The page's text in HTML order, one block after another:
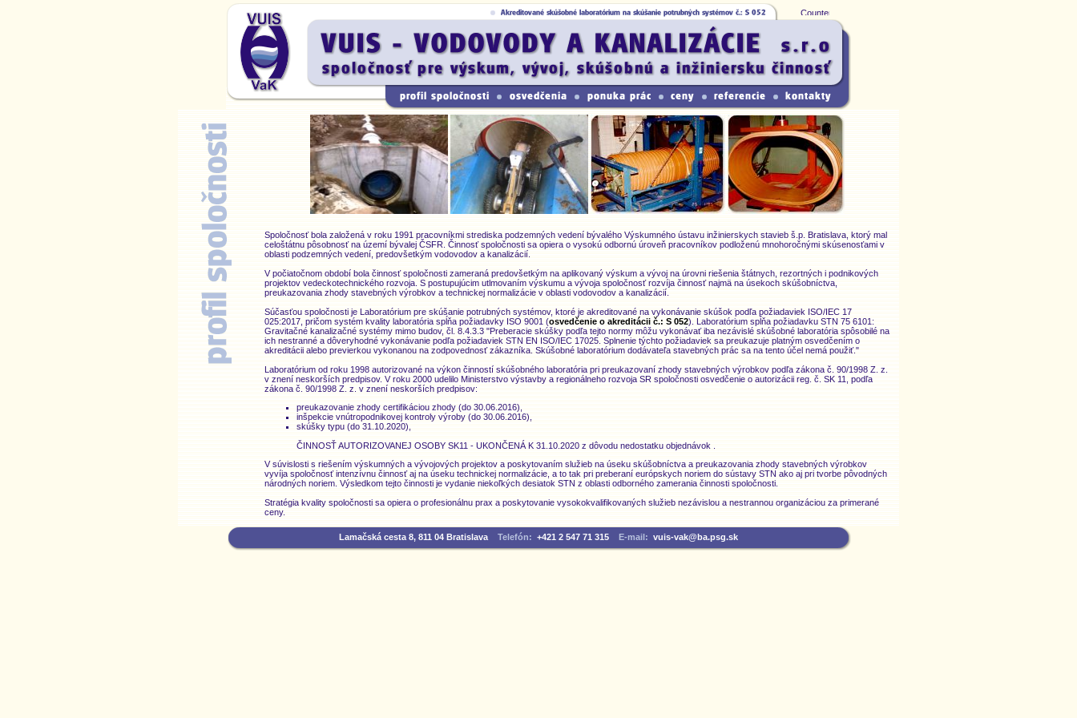
Spoločnosť bola založená v roku 1991 pracovníkmi strediska podzemných vedení bývalého Výskumného ústavu inžinierskych stavieb š.p. Bratislava, ktorý mal
celoštátnu pôsobnosť na území bývalej ČSFR. Činnosť spoločnosti sa opiera o vysokú odbornú úroveň pracovníkov podloženú mnohoročnými skúsenosťami v
oblasti podzemných vedení, predovšetkým vodovodov a kanalizácií.
V počiatočnom období bola činnosť spoločnosti zameraná predovšetkým na aplikovaný výskum a vývoj na úrovni riešenia štátnych, rezortných i podnikových
projektov vedeckotechnického rozvoja. S postupujúcim utlmovaním výskumu a vývoja spoločnosť rozvíja činnosť najmä na úsekoch skúšobníctva,
preukazovania zhody stavebných výrobkov a technickej normalizácie v oblasti vodovodov a kanalizácií.
Súčasťou spoločnosti je Laboratórium pre skúšanie potrubných systémov, ktoré je akreditované na vykonávanie skúšok podľa požiadaviek ISO/IEC 17
025:2017, pričom systém kvality laboratória spĺňa požiadavky ISO 9001 (osvedčenie o akreditácii č.: S 052). Laboratórium spĺňa požiadavku STN 75 6101:
Gravitačné kanalizačné systémy mimo budov, čl. 8.4.3.3 "Preberacie skúšky podľa tejto normy môžu vykonávať iba nezávislé skúšobné laboratória spôsobilé na
ich nestranné a dôveryhodné vykonávanie podľa požiadaviek STN EN ISO/IEC 17025. Splnenie týchto požiadaviek sa preukazuje platným osvedčením o
akreditácii alebo previerkou vykonanou na zodpovednosť zákazníka. Skúšobné laboratórium dodávateľa stavebných prác sa na tento účel nemá použiť."
Laboratórium od roku 1998 autorizované na výkon činností skúšobného laboratória pri preukazovaní zhody stavebných výrobkov podľa zákona č. 90/1998 Z. z.
v znení neskorších predpisov. V roku 2000 udelilo Ministerstvo výstavby a regionálneho rozvoja SR spoločnosti osvedčenie o autorizácii reg. č. SK 11, podľa
zákona č. 90/1998 Z. z. v znení neskorších predpisov:
preukazovanie zhody certifikáciou zhody (do 30.06.2016),
inšpekcie vnútropodnikovej kontroly výroby (do 30.06.2016),
skúšky typu (do 31.10.2020),
ČINNOSŤ AUTORIZOVANEJ OSOBY SK11 - UKONČENÁ K 31.10.2020 z dôvodu nedostatku objednávok .
V súvislosti s riešením výskumných a vývojových projektov a poskytovaním služieb na úseku skúšobníctva a preukazovania zhody stavebných výrobkov
vyvíja spoločnosť intenzívnu činnosť aj na úseku technickej normalizácie, a to tak pri preberaní európskych noriem do sústavy STN ako aj pri tvorbe pôvodných
národných noriem. Výsledkom tejto činnosti je vydanie niekoľkých desiatok STN z oblasti odborného zamerania činnosti spoločnosti.
Stratégia kvality spoločnosti sa opiera o profesionálnu prax a poskytovanie vysokokvalifikovaných služieb nezávislou a nestrannou organizáciou za primerané
ceny.
Lamačská cesta 8, 811 04 Bratislava Telefón: +421 2 547 71 315 E-mail: vuis-vak@ba.psg.sk